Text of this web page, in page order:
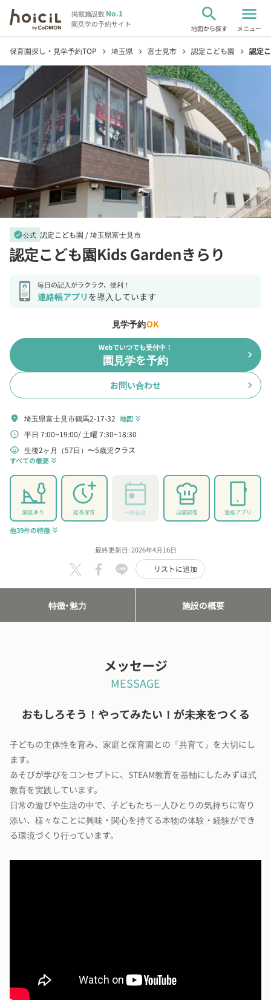
掲載施設数No.1
園見学の予約サイト
search
地図から探す
menu
メニュー
保育園探し・見学予約TOP chevron_right 埼玉県 chevron_right 富士見市 chevron_right 認定こども園 chevron_right 認定
verified公式 認定こども園 /埼玉県富士見市
認定こども園Kids Gardenきらり
毎日の記入がラクラク、便利！
連絡帳アプリを導入しています
見学予約OK
Webでいつでも受付中！
園見学を予約 chevron_right
お問い合わせ chevron_right
location_on 埼玉県富士見市鶴馬2-17-32 地図 keyboard_double_arrow_down
schedule 平日 7:00~19:00 土曜 7:30~18:30
child_care 生後2ヶ月（57日）〜5歳児クラス
すべての概要 keyboard_double_arrow_down
園庭あり 延長保育 一時保育 自園調理 連絡アプリ
他39件の特徴 keyboard_double_arrow_down
最終更新日: 2026年4月16日
リストに追加
特徴・魅力 施設の概要
メッセージ
MESSAGE
おもしろそう！やってみたい！が未来をつくる
子どもの主体性を育み、家庭と保育園との『共育て』を大切にし
ます。
あそびが学びをコンセプトに、STEAM教育を基軸にしたみずほ式
教育を実践しています。
日常の遊びや生活の中で、子どもたち一人ひとりの気持ちに寄り
添い、様々なことに興味・関心を持てる本物の体験・経験ができ
る環境づくり行っています。